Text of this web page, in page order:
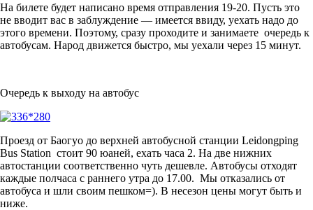
На билете будет написано время отправления 19-20. Пусть это
не вводит вас в заблуждение — имеется ввиду, уехать надо до
этого времени. Поэтому, сразу проходите и занимаете очередь к
автобусам. Народ движется быстро, мы уехали через 15 минут.
Очередь к выходу на автобус
Проезд от Баогуо до верхней автобусной станции Leidongping
Bus Station стоит 90 юаней, ехать часа 2. На две нижних
автостанции соответственно чуть дешевле. Автобусы отходят
каждые полчаса с раннего утра до 17.00. Мы отказались от
автобуса и шли своим пешком=). В несезон цены могут быть и
ниже.